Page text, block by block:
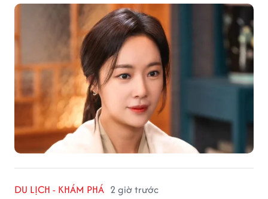
DU LỊCH - KHÁM PHÁ 2 giờ trước